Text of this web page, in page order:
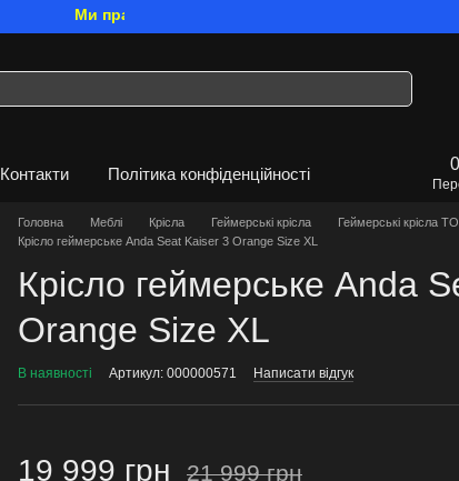
Ми працюємо. Все буде Україна!
Контакти
Політика конфіденційності
Головна Меблі Крісла Геймерські крісла
Геймерські крісла
Крісло геймерське Anda Seat Kaiser 3 Orange Size XL
Крісло геймерське Anda
Orange Size XL
В наявності Артикул: 000000571 Написати відгук
19 999 грн 21 999 грн